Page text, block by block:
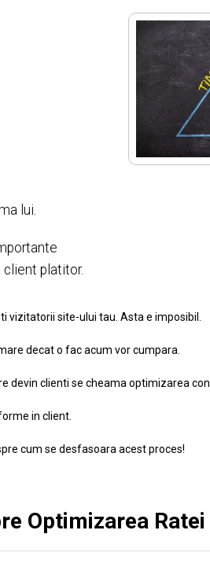
lui.
client platitor.
vizitatorii site-ului tau. Asta e imposibil.
decat o fac acum vor cumpara.
devin clienti se cheama optimizarea
in client.
cum se desfasoara acest proces!
Optimizarea